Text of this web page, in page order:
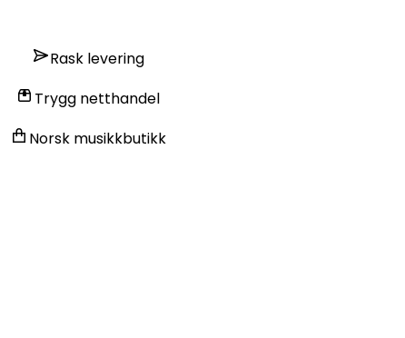
Rask levering
Trygg netthandel
Norsk musikkbutikk